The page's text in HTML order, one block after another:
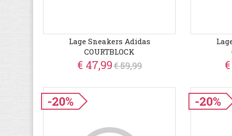
Lage Sneakers Adidas
COURTBLOCK
€ 47,99€ 59,99
-20% -20%